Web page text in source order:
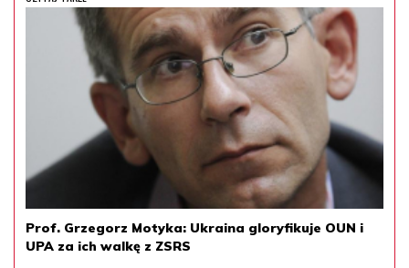
Prof. Grzegorz Motyka: Ukraina gloryfikuje OUN i
UPA za ich walkę z ZSRS